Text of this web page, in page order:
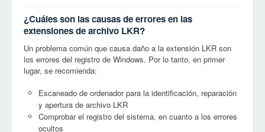
¿Cuáles son las causas de errores en las
extensiones de archivo LKR?
Un problema común que causa daño a la extensión LKR son
los errores del registro de Windows. Por lo tanto, en primer
lugar, se recomienda:
Escaneado de ordenador para la identificación, reparación
y apertura de archivo LKR
Comprobar el registro del sistema, en cuanto a los errores
ocultos